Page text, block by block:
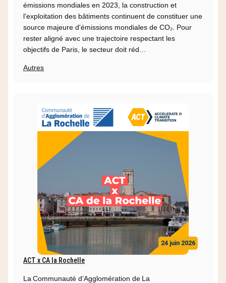
émissions mondiales en 2023, la construction et
l'exploitation des bâtiments continuent de constituer une
source majeure d'émissions mondiales de CO₂. Pour
rester aligné avec une trajectoire respectant les
objectifs de Paris, le secteur doit réd…
Autres
24 juin 2026
ACT x CA la Rochelle
La Communauté d’Agglomération de La